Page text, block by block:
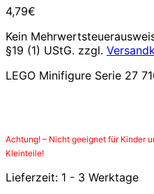
4,79€
Kein
§19 (1) UStG. zzgl.
LEGO Minifigure Serie 27
Achtung! – Nicht geeignet für Kinder
Kleinteile!
Lieferzeit: 1 - 3 Werktage